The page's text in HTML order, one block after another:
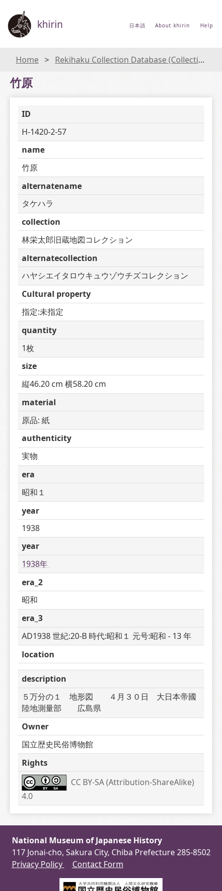
khirin 日本語 About khirin Help
Home Rekihaku Collection Database (Collections Database of the National Museum of Japanese History)
竹原
ID
H-1420-2-57
name
竹原
alternatename
タケハラ
collection
林栄太郎旧蔵地図コレクション
alternatecollection
ハヤシエイタロウキュウゾウチズコレクション
Cultural property
指定:未指定
quantity
1枚
size
縦46.20 cm 横58.20 cm
material
原品: 紙
authenticity
実物
era
昭和１
year
1938
year
1938年
era_2
昭和
era_3
AD1938 世紀:20-B 時代:昭和１ 元号:昭和 - 13 年
location
description
５万分の１　地形図　　４月３０日　大日本帝國
陸地測量部　　広島県
Owner
国立歴史民俗博物館
Rights
CC BY-SA (Attribution-ShareAlike)
4.0
National Museum of Japanese History
117 Jonai-cho, Sakura City, Chiba Prefecture 285-8502
Privacy Policy
Contact Form